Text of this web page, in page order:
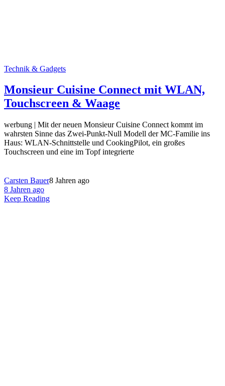
Technik & Gadgets
Monsieur Cuisine Connect mit WLAN,
Touchscreen & Waage
werbung | Mit der neuen Monsieur Cuisine Connect kommt im
wahrsten Sinne das Zwei-Punkt-Null Modell der MC-Familie ins
Haus: WLAN-Schnittstelle und CookingPilot, ein großes
Touchscreen und eine im Topf integrierte
Carsten Bauer8 Jahren ago
8 Jahren ago
Keep Reading